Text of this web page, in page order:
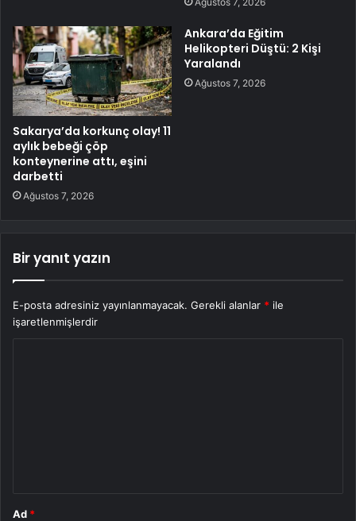
Sakarya’da korkunç olay! 11
aylık bebeği çöp
konteynerine attı, eşini
darbetti
Ağustos 7, 2026
Ankara’da Eğitim
Helikopteri Düştü: 2 Kişi
Yaralandı
Ağustos 7, 2026
Bir yanıt yazın
E-posta adresiniz yayınlanmayacak. Gerekli alanlar * ile
işaretlenmişlerdir
Ad *